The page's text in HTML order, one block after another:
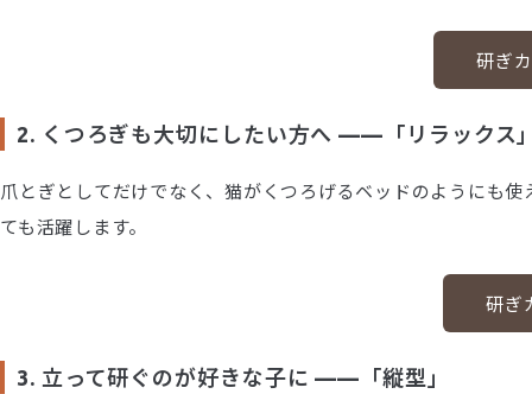
研ぎ
2. くつろぎも大切にしたい方へ ——「リラックス
爪とぎとしてだけでなく、猫がくつろげるベッドのようにも
ても活躍します。
研ぎ
3. 立って研ぐのが好きな子に ——「縦型」